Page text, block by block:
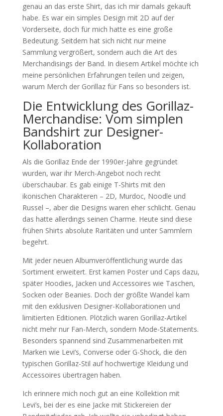
genau an das erste Shirt, das ich mir damals gekauft
habe. Es war ein simples Design mit 2D auf der
Vorderseite, doch für mich hatte es eine große
Bedeutung. Seitdem hat sich nicht nur meine
Sammlung vergrößert, sondern auch die Art des
Merchandisings der Band. In diesem Artikel möchte ich
meine persönlichen Erfahrungen teilen und zeigen,
warum Merch der Gorillaz für Fans so besonders ist.
Die Entwicklung des Gorillaz-
Merchandise: Vom simplen
Bandshirt zur Designer-
Kollaboration
Als die Gorillaz Ende der 1990er-Jahre gegründet
wurden, war ihr Merch-Angebot noch recht
überschaubar. Es gab einige T-Shirts mit den
ikonischen Charakteren – 2D, Murdoc, Noodle und
Russel –, aber die Designs waren eher schlicht. Genau
das hatte allerdings seinen Charme. Heute sind diese
frühen Shirts absolute Raritäten und unter Sammlern
begehrt.
Mit jeder neuen Albumveröffentlichung wurde das
Sortiment erweitert. Erst kamen Poster und Caps dazu,
später Hoodies, Jacken und Accessoires wie Taschen,
Socken oder Beanies. Doch der größte Wandel kam
mit den exklusiven Designer-Kollaborationen und
limitierten Editionen. Plötzlich waren Gorillaz-Artikel
nicht mehr nur Fan-Merch, sondern Mode-Statements.
Besonders spannend sind Zusammenarbeiten mit
Marken wie Levi’s, Converse oder G-Shock, die den
typischen Gorillaz-Stil auf hochwertige Kleidung und
Accessoires übertragen haben.
Ich erinnere mich noch gut an eine Kollektion mit
Levi’s, bei der es eine Jacke mit Stickereien der